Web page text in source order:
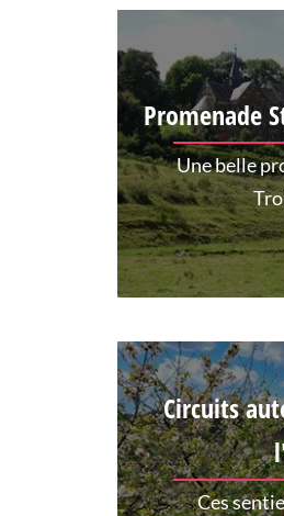
Promenade
Une belle
Circuits
Ces